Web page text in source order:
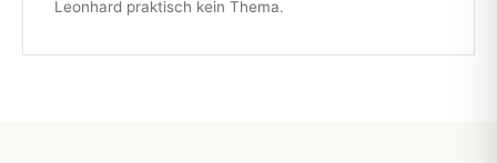
Leonhard praktisch kein Thema.